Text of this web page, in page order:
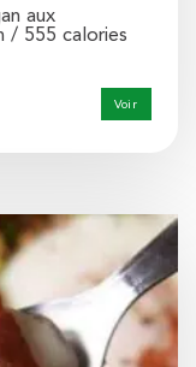
aux
/ 555 calories
Voir